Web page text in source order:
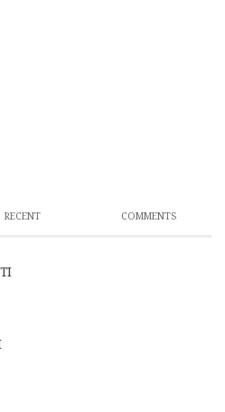
RECENT COMMENTS